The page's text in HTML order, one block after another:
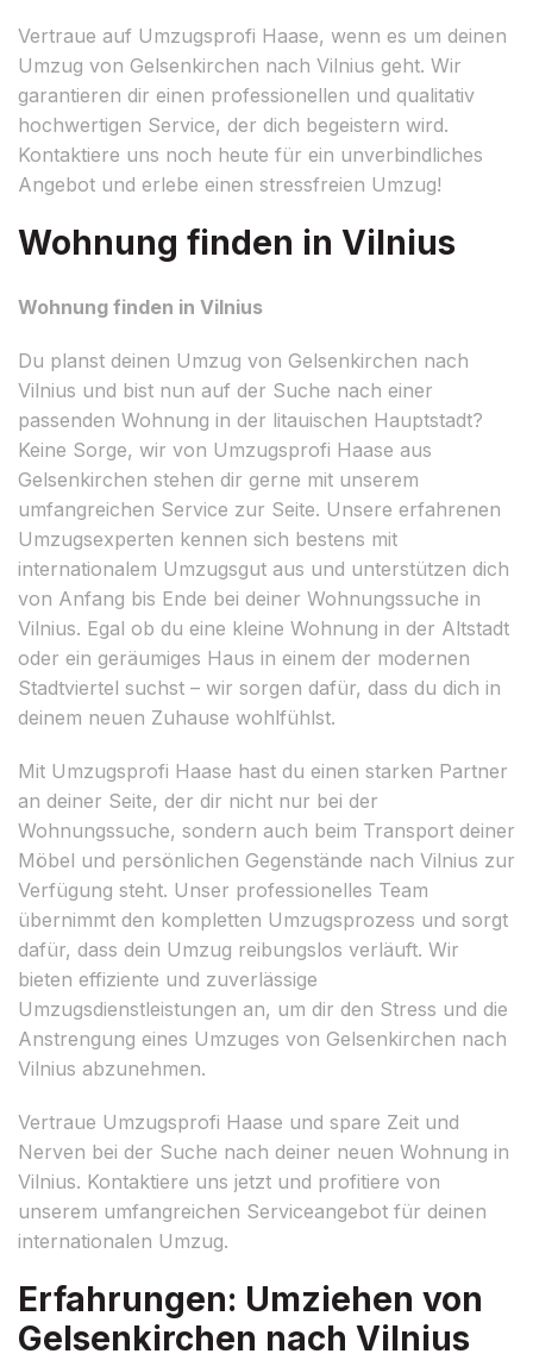
Vertraue auf Umzugsprofi Haase, wenn es um deinen
Umzug von Gelsenkirchen nach Vilnius geht. Wir
garantieren dir einen professionellen und qualitativ
hochwertigen Service, der dich begeistern wird.
Kontaktiere uns noch heute für ein unverbindliches
Angebot und erlebe einen stressfreien Umzug!
Wohnung finden in Vilnius
Wohnung finden in Vilnius
Du planst deinen Umzug von Gelsenkirchen nach
Vilnius und bist nun auf der Suche nach einer
passenden Wohnung in der litauischen Hauptstadt?
Keine Sorge, wir von Umzugsprofi Haase aus
Gelsenkirchen stehen dir gerne mit unserem
umfangreichen Service zur Seite. Unsere erfahrenen
Umzugsexperten kennen sich bestens mit
internationalem Umzugsgut aus und unterstützen dich
von Anfang bis Ende bei deiner Wohnungssuche in
Vilnius. Egal ob du eine kleine Wohnung in der Altstadt
oder ein geräumiges Haus in einem der modernen
Stadtviertel suchst – wir sorgen dafür, dass du dich in
deinem neuen Zuhause wohlfühlst.
Mit Umzugsprofi Haase hast du einen starken Partner
an deiner Seite, der dir nicht nur bei der
Wohnungssuche, sondern auch beim Transport deiner
Möbel und persönlichen Gegenstände nach Vilnius zur
Verfügung steht. Unser professionelles Team
übernimmt den kompletten Umzugsprozess und sorgt
dafür, dass dein Umzug reibungslos verläuft. Wir
bieten effiziente und zuverlässige
Umzugsdienstleistungen an, um dir den Stress und die
Anstrengung eines Umzuges von Gelsenkirchen nach
Vilnius abzunehmen.
Vertraue Umzugsprofi Haase und spare Zeit und
Nerven bei der Suche nach deiner neuen Wohnung in
Vilnius. Kontaktiere uns jetzt und profitiere von
unserem umfangreichen Serviceangebot für deinen
internationalen Umzug.
Erfahrungen: Umziehen von
Gelsenkirchen nach Vilnius